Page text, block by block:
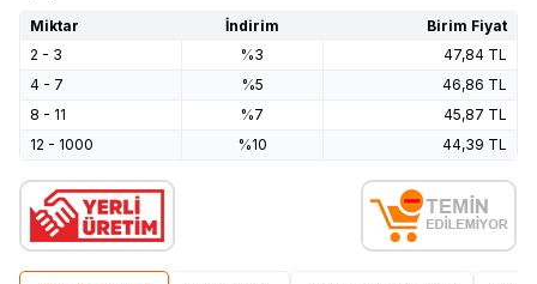
Miktar İndirim
Birim Fiyat
2 - 3
%3 47,84 TL
4 - 7
%5 46,86 TL
8 - 11
%7 45,87 TL
12 - 1000
%10 44,39 TL